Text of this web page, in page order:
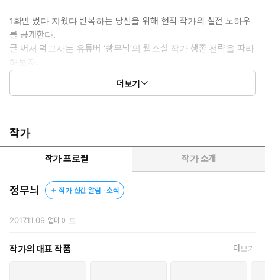
1화만 썼다 지웠다 반복하는 당신을 위해 현직 작가의 실전 노하우
를 공개한다.
글 써서 먹고사는 유튜버 ‘빵무늬’의 웹소설 작가 생존 전략을 따라
해보자.
매달 통장에 인세가 꽂히는 즐거움을 누릴 수 있다.
더보기
작가
작가 프로필 작가 소개
정무늬 작가 신간 알림 · 소식
2017.11.09 업데이트
작가의 대표 작품 더보기